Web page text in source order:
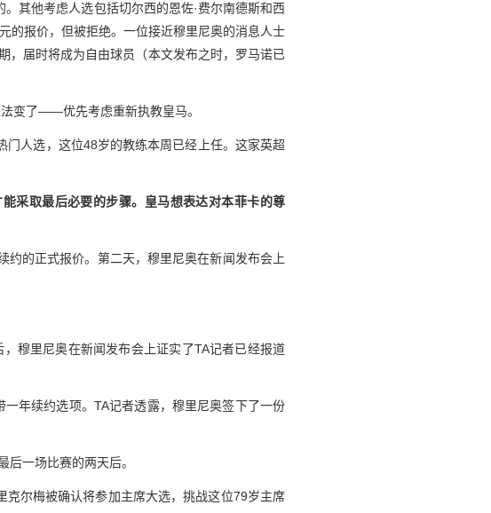
其他考虑人选包括切尔西的恩佐·费尔南德斯和西
的报价，但被拒绝。一位接近穆里尼奥的消息人士
，届时将成为自由球员（本文发布之时，罗马诺已
变了——优先考虑重新执教皇马。
人选，这位48岁的教练本周已经上任。这家英超
采取最后必要的步骤。皇马想表达对本菲卡的尊
的正式报价。第二天，穆里尼奥在新闻发布会上
穆里尼奥在新闻发布会上证实了TA记者已经报道
年续约选项。TA记者透露，穆里尼奥签下了一份
一场比赛的两天后。
尔梅被确认将参加主席大选，挑战这位79岁主席